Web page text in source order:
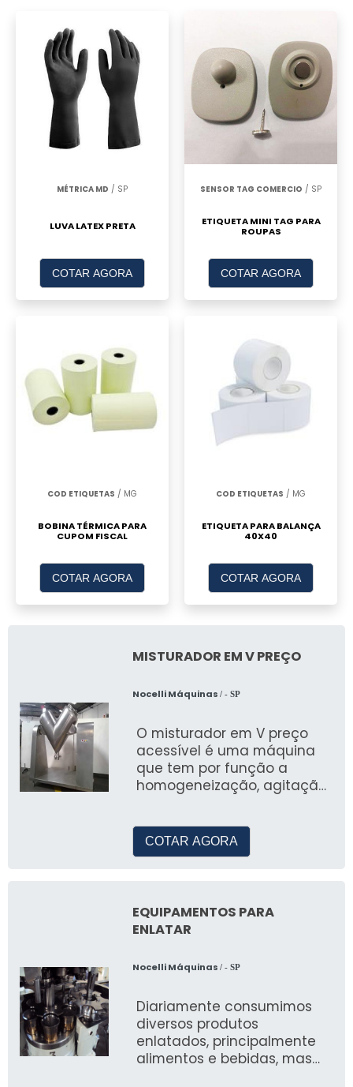
MÉTRICA MD / SP
LUVA LATEX PRETA
COTAR AGORA
SENSOR TAG COMERCIO / SP
ETIQUETA MINI TAG PARA
ROUPAS
COTAR AGORA
COD ETIQUETAS / MG
BOBINA TÉRMICA PARA
CUPOM FISCAL
COTAR AGORA
COD ETIQUETAS / MG
ETIQUETA PARA BALANÇA
40X40
COTAR AGORA
MISTURADOR EM V PREÇO
Nocelli Máquinas / - SP
O misturador em V preço
acessível é uma máquina
que tem por função a
homogeneização, agitação
COTAR AGORA
EQUIPAMENTOS PARA
ENLATAR
Nocelli Máquinas / - SP
Diariamente consumimos
diversos produtos
enlatados, principalmente
alimentos e bebidas, mas